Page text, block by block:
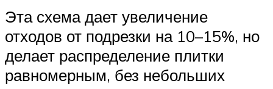
Эта схема дает увеличение
отходов от подрезки на 10–15%, но
делает распределение плитки
равномерным, без небольших